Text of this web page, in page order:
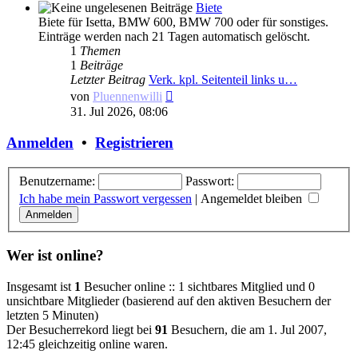
Biete
Biete für Isetta, BMW 600, BMW 700 oder für sonstiges.
Einträge werden nach 21 Tagen automatisch gelöscht.
1 Themen
1 Beiträge
Letzter Beitrag Verk. kpl. Seitenteil links u…
von Pluennenwilli
31. Jul 2026, 08:06
Anmelden • Registrieren
Benutzername:
Passwort:
Ich habe mein Passwort vergessen | Angemeldet bleiben
Wer ist online?
Insgesamt ist 1 Besucher online :: 1 sichtbares Mitglied und 0
unsichtbare Mitglieder (basierend auf den aktiven Besuchern der
letzten 5 Minuten)
Der Besucherrekord liegt bei 91 Besuchern, die am 1. Jul 2007,
12:45 gleichzeitig online waren.